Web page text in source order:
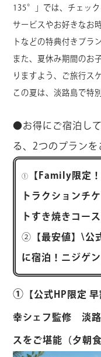
135°」では、チェッ
サービスやお好きなお
トなどの特典付きプラ
また、夏休み期間のお
りますよう、ご旅行ス
この夏は、淡路島で特
●お得にご宿泊し
る、2つのプランを
① 【Family限定
トラクションチ
トすき焼きコー
② 【最安値】\公
に宿泊！ニジゲ
① 【公式HP限定
幸シェフ監修 淡路
スをご堪能（夕朝